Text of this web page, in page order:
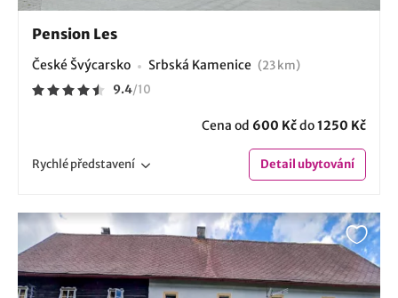
Pension Les
České Švýcarsko Srbská Kamenice (23 km)
9.4/10
Cena od 600 Kčdo1250 Kč
Rychlépředstavení Detailubytování